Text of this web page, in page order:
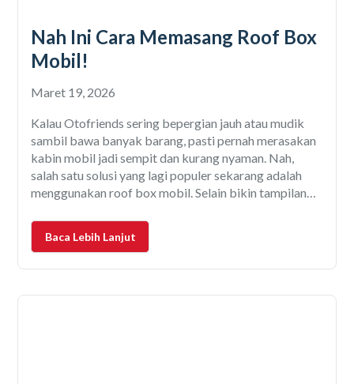
Nah Ini Cara Memasang Roof Box
Mobil!
Maret 19, 2026
Kalau Otofriends sering bepergian jauh atau mudik
sambil bawa banyak barang, pasti pernah merasakan
kabin mobil jadi sempit dan kurang nyaman. Nah,
salah satu solusi yang lagi populer sekarang adalah
menggunakan roof box mobil. Selain bikin tampilan
menambah kapasitas penyimpanan tanpa harus bikin
penumpang duduk berdesakan. Tapi
Baca Lebih Lanjut